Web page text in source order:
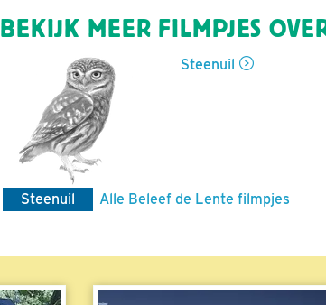
BEKIJK MEER FILMPJES
Steenuil
Steenuil Alle Beleef de Lente filmpjes